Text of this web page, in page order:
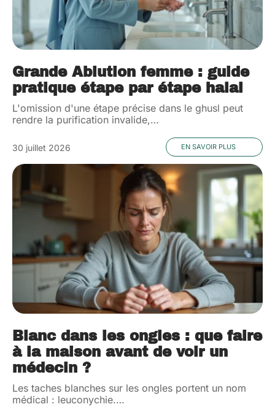
Grande Ablution femme : guide
pratique étape par étape halal
L'omission d'une étape précise dans le ghusl peut
rendre la purification invalide,…
30 juillet 2026 EN SAVOIR PLUS
Blanc dans les ongles : que faire
à la maison avant de voir un
médecin ?
Les taches blanches sur les ongles portent un nom
médical : leuconychie.…